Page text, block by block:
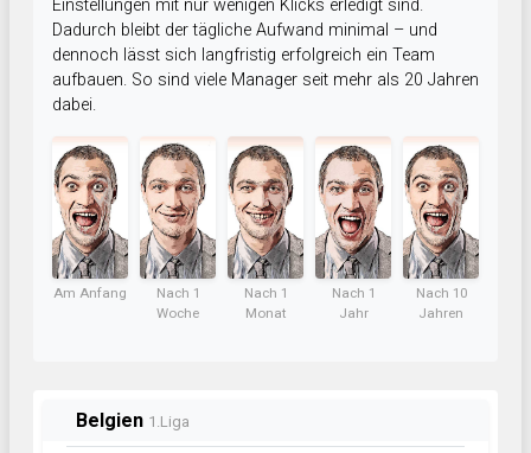
Einstellungen mit nur wenigen Klicks erledigt sind.
Dadurch bleibt der tägliche Aufwand minimal – und
dennoch lässt sich langfristig erfolgreich ein Team
aufbauen. So sind viele Manager seit mehr als 20 Jahren
dabei.
Am Anfang
Nach 1
Woche
Nach 1
Monat
Nach 1
Jahr
Nach 10
Jahren
Belgien 1.Liga